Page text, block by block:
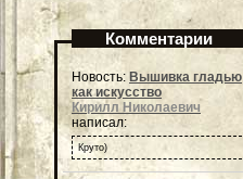
Комментарии
Новость: Вышивка гладью
как искусство
Кирилл Николаевич
написал:
Круто)